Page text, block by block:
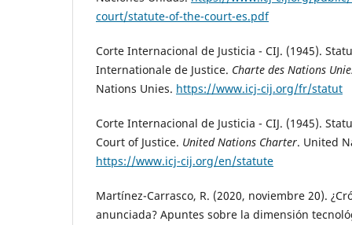
court/statute-of-the-court-es.pdf
Corte Internacional de Justicia - CIJ. (1945).
Internationale de Justice. Charte des Nations
Nations Unies. https://www.icj-cij.org/fr/statut
Corte Internacional de Justicia - CIJ. (1945).
Court of Justice. United Nations Charter. United
https://www.icj-cij.org/en/statute
Martínez-Carrasco, R. (2020, noviembre 20).
anunciada? Apuntes sobre la dimensión